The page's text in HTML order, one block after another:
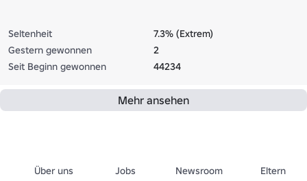
Seltenheit
7.3% (Extrem)
Gestern gewonnen
2
Seit Beginn gewonnen
44234
Mehr ansehen
Über uns Jobs Newsroom Eltern